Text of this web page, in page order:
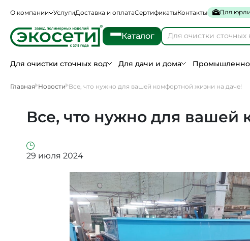
О компании УслугиДоставка и оплатаСертификатыКонтакты Для
Каталог
Для очистки сточных вод Для дачи и дома
Главная Новости Все, что нужно для вашей комфортной жизни на даче!
Все, что нужно для вашей
29 июля 2024